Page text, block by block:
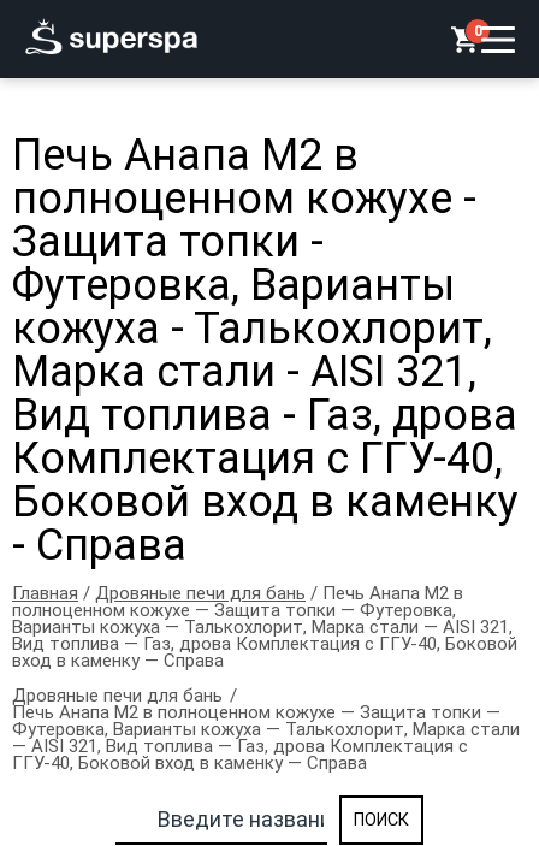
0
Печь Анапа М2 в
полноценном кожухе -
Защита топки -
Футеровка, Варианты
кожуха - Талькохлорит,
Марка стали - AISI 321,
Вид топлива - Газ, дрова
Комплектация с ГГУ-40,
Боковой вход в каменку
- Справа
Главная / Дровяные печи для бань / Печь Анапа М2 в
полноценном кожухе — Защита топки — Футеровка,
Варианты кожуха — Талькохлорит, Марка стали — AISI 321,
Вид топлива — Газ, дрова Комплектация с ГГУ-40, Боковой
вход в каменку — Справа
Дровяные печи для бань
Печь Анапа М2 в полноценном кожухе — Защита топки —
Футеровка, Варианты кожуха — Талькохлорит, Марка стали
— AISI 321, Вид топлива — Газ, дрова Комплектация с
ГГУ-40, Боковой вход в каменку — Справа